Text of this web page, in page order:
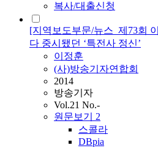
복사/대출신청
[지역보도부문/뉴스_제73회
다 중시됐던 ‘특전사 정신’
이정훈
(사)방송기자연합회
2014
방송기자
Vol.21 No.-
원문보기 2
스콜라
DBpia